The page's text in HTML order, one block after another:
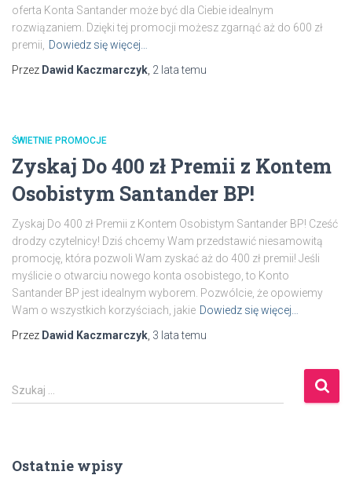
oferta Konta Santander może być dla Ciebie idealnym
rozwiązaniem. Dzięki tej promocji możesz zgarnąć aż do 600 zł
premii,
Dowiedz się więcej…
Przez Dawid Kaczmarczyk 2 latatemu
ŚWIETNIE PROMOCJE
Zyskaj Do 400 zł Premii z Kontem
Osobistym Santander BP!
Zyskaj Do 400 zł Premii z Kontem Osobistym Santander BP! Cześć
drodzy czytelnicy! Dziś chcemy Wam przedstawić niesamowitą
promocję, która pozwoli Wam zyskać aż do 400 zł premii! Jeśli
myślicie o otwarciu nowego konta osobistego, to Konto
Santander BP jest idealnym wyborem. Pozwólcie, że opowiemy
Wam o wszystkich korzyściach, jakie Dowiedz się więcej…
Przez Dawid Kaczmarczyk 3 latatemu
S
z
j
Szukaj …
Ostatnie wpisy